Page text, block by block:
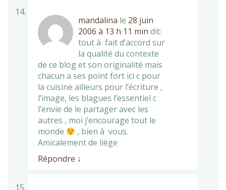
mandalina le 28 juin
2006 à 13 h 11 min dit:
tout à fait d’accord sur
la qualité du contexte
de ce blog et son originalité mais
chacun a ses point fort ici c pour
la cuisine ailleurs pour l’écriture ,
l’image, les blagues l’essentiel c
l’envie de le partager avec les
autres , moi j’encourage tout le
monde
, bien à vous.
Amicalement de liège
Répondre ↓